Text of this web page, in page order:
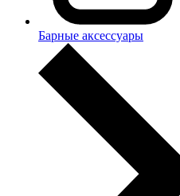
Барные аксессуары